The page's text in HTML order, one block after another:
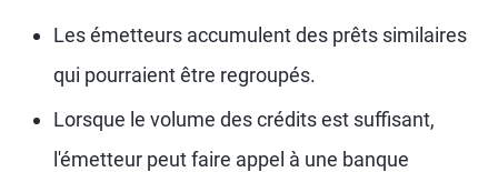
Les émetteurs accumulent des prêts similaires
qui pourraient être regroupés.
Lorsque le volume des crédits est suffisant,
l'émetteur peut faire appel à une banque